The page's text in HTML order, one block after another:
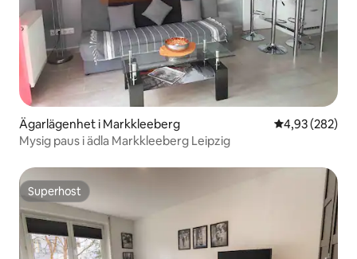
Ägarlägenhet i Markkleeberg 4,93 av 5 i
4,93 (282)
Mysig paus i ädla Markkleeberg Leipzig
Superhost
Superhost